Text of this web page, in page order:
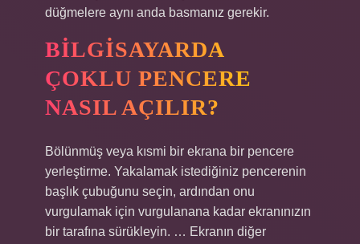
düğmelere aynı anda basmanız gerekir.
BILGISAYARDA
ÇOKLU PENCERE
NASIL AÇILIR?
Bölünmüş veya kısmi bir ekrana bir pencere
yerleştirme. Yakalamak istediğiniz pencerenin
başlık çubuğunu seçin, ardından onu
vurgulamak için vurgulanana kadar ekranınızın
bir tarafına sürükleyin. … Ekranın diğer